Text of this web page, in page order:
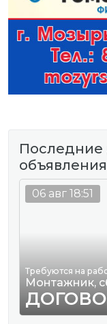
Последние
объявления
Требуются на
Монтажник,
06 авг 18:51